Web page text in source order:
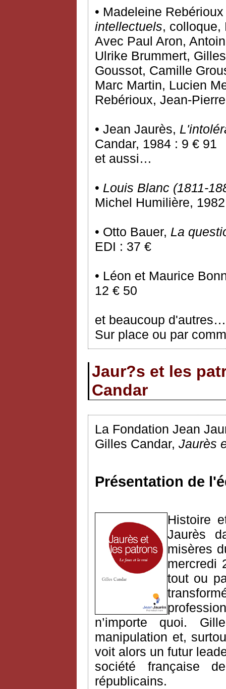
• Madeleine
intellectuels, colloque,
Avec Paul Aron,
Ulrike Brummert,
Goussot, Camille
Marc Martin, Lucien
Rebérioux, Jean-
• Jean Jaurès,
Candar, 1984 : 9 € 91
et aussi…
• Louis Blanc (1811-
Michel Humilière,
• Otto Bauer, La
EDI : 37 €
• Léon et Maurice
12 € 50
et beaucoup d'autres…
Sur place ou par
Jaur?s et les
Candar
La Fondation Jean
Gilles Candar, Jaurès
Présentation de
Histoire
Jaurès
misères
mercredi
tout ou
n’importe quoi.
manipulation et,
voit alors un futur
société française
républicains.